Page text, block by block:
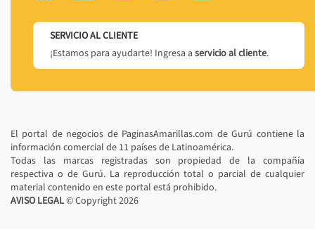
SERVICIO AL CLIENTE
¡Estamos para ayudarte! Ingresa a servicio al cliente.
El portal de negocios de PaginasAmarillas.com de Gurú contiene la
información comercial de 11 países de Latinoamérica.
Todas las marcas registradas son propiedad de la compañía
respectiva o de Gurú. La reproducción total o parcial de cualquier
material contenido en este portal está prohibido.
AVISO LEGAL© Copyright2026